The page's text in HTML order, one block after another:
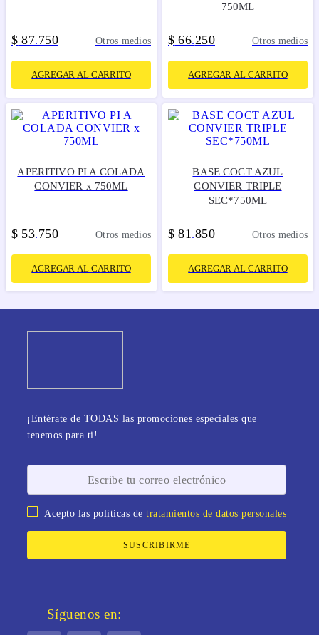
$ 87.750 Otros medios
AGREGAR AL CARRITO
750ML
$ 66.250 Otros medios
AGREGAR AL CARRITO
APERITIVO PI A COLADA
CONVIER x 750ML
$ 53.750 Otros medios
AGREGAR AL CARRITO
BASE COCT AZUL
CONVIER TRIPLE
SEC*750ML
$ 81 .850 Otros medios
AGREGAR AL CARRITO
¡Entérate de TODAS las promociones especiales que
tenemos para ti!
Acepto las políticas detratamientos de datos personales
SUSCRIBIRME
Síguenos en: